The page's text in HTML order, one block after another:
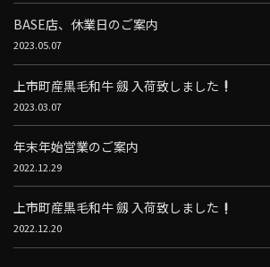
BASE店、休業日のご案内
2023.05.07
上市町産黒毛和牛 劔 入荷致しました
2023.03.07
年末年始営業のご案内
2022.12.29
上市町産黒毛和牛 劔 入荷致しました
2022.12.20